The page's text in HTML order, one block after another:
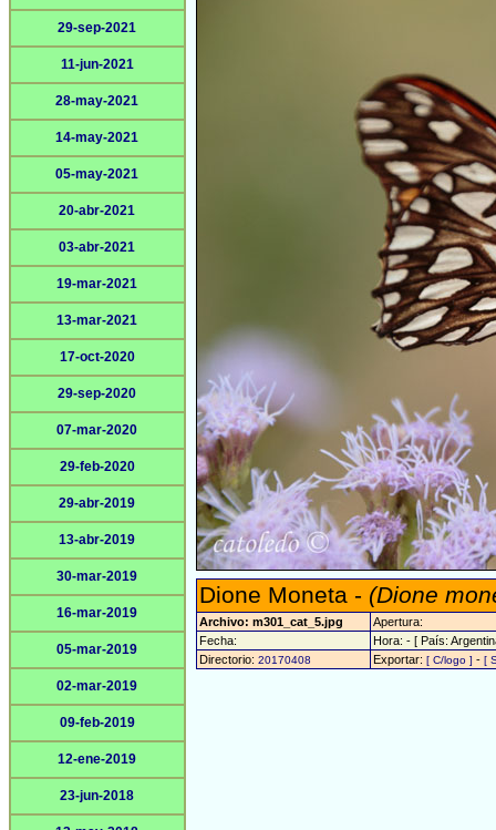
29-sep-2021
11-jun-2021
28-may-2021
14-may-2021
05-may-2021
20-abr-2021
03-abr-2021
19-mar-2021
13-mar-2021
17-oct-2020
29-sep-2020
07-mar-2020
29-feb-2020
29-abr-2019
13-abr-2019
30-mar-2019
16-mar-2019
05-mar-2019
02-mar-2019
09-feb-2019
12-ene-2019
23-jun-2018
Dione Moneta - (Dione
Archivo: m301_cat_5.jpg
Apertura:
Fecha:
Hora: - [ País:
Directorio: 20170408 Exportar: [ C/logo ] - [